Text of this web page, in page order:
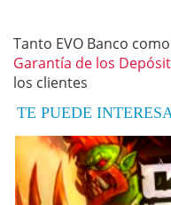
Tanto EVO Banco
Garantía de los
los clientes
TE PUEDE